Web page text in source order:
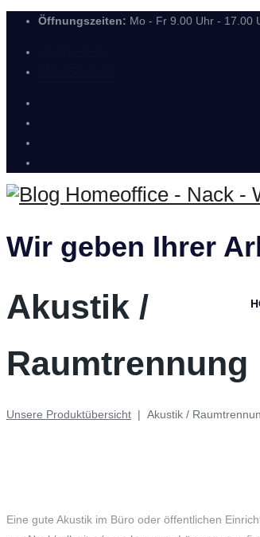
Öffnungszeiten: Mo - Fr 9.00 Uhr - 17.00
Wir geben Ihrer
Akustik /
Raumtrennung
Unsere Produktübersicht | Akustik /
Eine gute Akustik im Büro oder öffentlichen